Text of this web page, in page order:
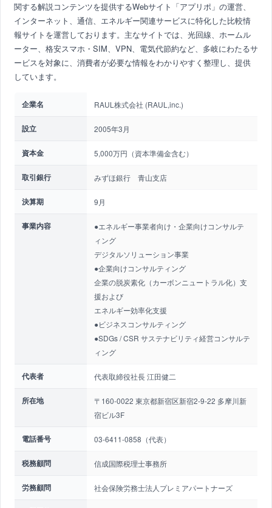
関する解説コンテンツを提供するWebサイト「アプリポ」の運営、
インターネット、通信、エネルギー関連サービスに特化した比較情
報サイトを運営しております。主なサイトでは、光回線、ホームル
ーター、格安スマホ・SIM、VPN、電気代節約など、多岐にわたるサ
ービスを対象に、消費者が必要な情報をわかりやすく整理し、提供
しています。
企業名 RAUL株式会社 (RAUL,inc.)
設立 2005年3月
資本金 5,000万円（資本準備金含む）
取引銀行 みずほ銀行 青山支店
決算期 9月
事業内容
●エネルギー事業者向け・企業向けコンサルテ
ィング
デジタルソリューション事業
●企業向けコンサルティング
企業の脱炭素化（カーボンニュートラル化）支
援および
エネルギー効率化支援
●ビジネスコンサルティング
●SDGs / CSR サステナビリティ経営コンサルテ
ィング
代表者 代表取締役社長 江田健二
所在地
〒160-0022 東京都新宿区新宿2-9-22 多摩川新
宿ビル3F
電話番号 03-6411-0858（代表）
税務顧問 信成国際税理士事務所
労務顧問 社会保険労務士法人プレミアパートナーズ